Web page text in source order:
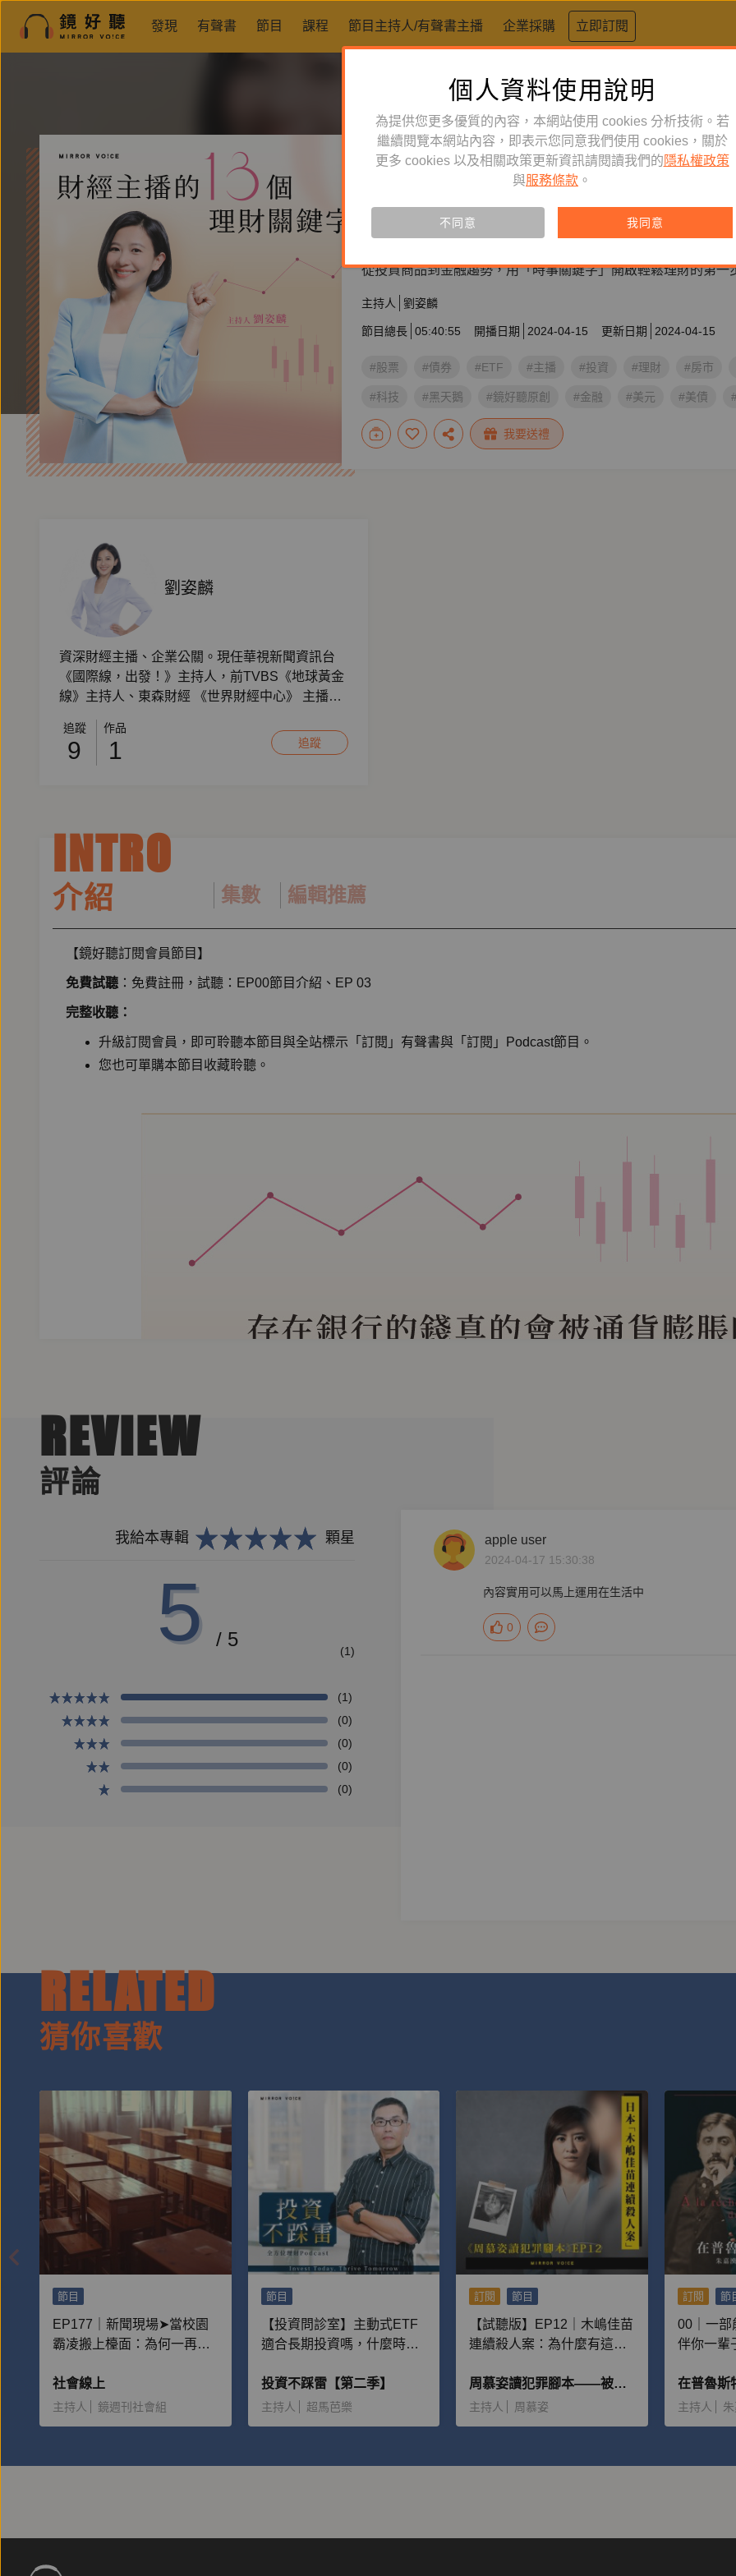
發現 有聲書 節目 課程 節目主持人/有聲書主播 企業採購 立即訂閱
訂閱 節目 投資理財
財經主播的13個理財關鍵字
訂閱會員可聆聽本產品，您也可單購收藏。
從投資商品到金融趨勢，用「時事關鍵字」開啟輕鬆理財的第一
主持人 劉姿麟
節目總長 05:40:55 開播日期 2024-04-15 更新日期 2024-04-15
#股票 #債券 #ETF #主播 #投資 #理財 #房市
#科技 #黑天鵝 #鏡好聽原創 #金融 #美元 #美債
#劉姿麟 #關鍵字 #外匯
我要送禮
劉姿麟
資深財經主播、企業公關。現任華視新聞資訊台
《國際線，出發！》主持人，前TVBS《地球黃金
線》主持人、東森財經 《世界財經中心》 主播。
媒體訓練講師。
追蹤
9
作品
1 追蹤
INTRO
介紹 集數 編輯推薦
【鏡好聽訂閱會員節目】
免費試聽 ：免費註冊，試聽：EP00節目介紹、EP 03
完整收聽：
升級訂閱會員，即可聆聽本節目與全站標示「訂閱」有聲書與「訂閱」Podcast節目。
您也可單購本節目收藏聆聽。
REVIEW
評論
我給本專輯 顆星
5 / 5
(1)
(1)
(0)
(0)
(0)
(0)
apple user
2024-04-17 15:30:38
內容實用可以馬上運用在生活中
0
RELATED
猜你喜歡
節目
EP177｜新聞現場➤當校園
霸凌搬上檯面：為何一再重
社會線上
主持人 鏡週刊社會組
節目
【投資問診室】主動式ETF
適合長期投資嗎，什麼時候
投資不踩雷【第二季】
主持人 超馬芭樂
訂閱 節目
【試聽版】EP12｜木嶋佳苗
連續殺人案：為什麼有這麼
給予大量金錢？
周慕姿讀犯罪腳本——被惡魔追逐的人
主持人 周慕姿
訂閱 節
00｜一部
伴你一輩
主持人
個人資料使用說明
為提供您更多優質的內容，本網站使用 cookies 分析技術。若
繼續閱覽本網站內容，即表示您同意我們使用 cookies，關於
更多 cookies 以及相關政策更新資訊請閱讀我們的 隱私權政策
與服務條款 。
不同意 我同意